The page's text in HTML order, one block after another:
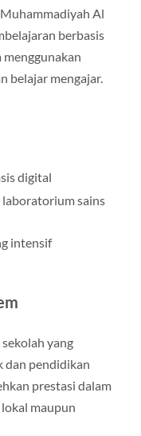
Al
berbasis
menggunakan
belajar mengajar.
digital
laboratorium sains
intensif
yang
dan pendidikan
prestasi dalam
maupun